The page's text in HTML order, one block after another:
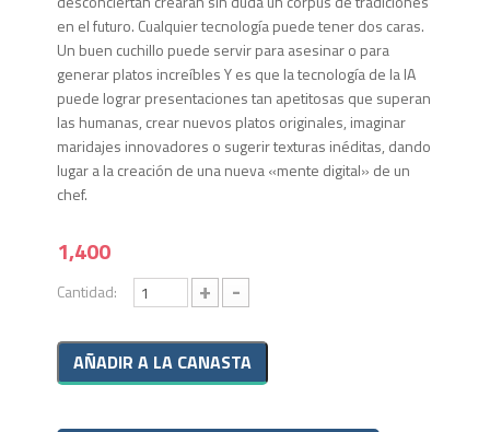
en el futuro. Cualquier tecnología puede tener dos caras.
Un buen cuchillo puede servir para asesinar o para
generar platos increíbles Y es que la tecnología de la IA
puede lograr presentaciones tan apetitosas que superan
las humanas, crear nuevos platos originales, imaginar
maridajes innovadores o sugerir texturas inéditas, dando
lugar a la creación de una nueva «mente digital» de un
chef.
1,400
Cantidad: + -